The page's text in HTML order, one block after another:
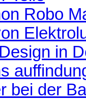
Robo
in
bei der